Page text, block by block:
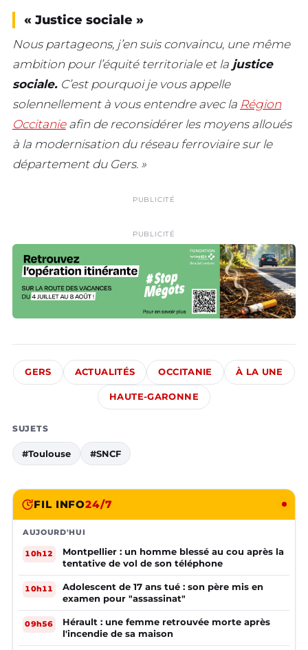
« Justice sociale »
Nous partageons, j’en suis convaincu, une même
ambition pour l’équité territoriale et la justice
sociale. C’est pourquoi je vous appelle
solennellement à vous entendre avec la Région
Occitanieafin de reconsidérer les moyens alloués
à la modernisation du réseau ferroviaire sur le
département du Gers. »
PUBLICITÉ
PUBLICITÉ
GERS ACTUALITÉS OCCITANIE À LA UNE
HAUTE-GARONNE
SUJETS
#Toulouse #SNCF
FIL INFO24/7
AUJOURD'HUI
10h12
Montpellier : un homme blessé au cou après la
tentative de vol de son téléphone
10h11
Adolescent de 17 ans tué : son père mis en
examen pour "assassinat"
09h56
Hérault : une femme retrouvée morte après
l'incendie de sa maison